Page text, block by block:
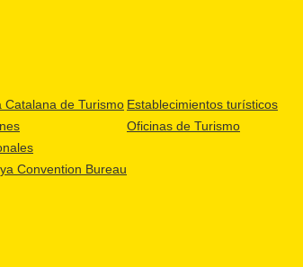
Catalana de Turismo
Convention Bureau
Establecimientos turísticos
Oficinas de Turismo